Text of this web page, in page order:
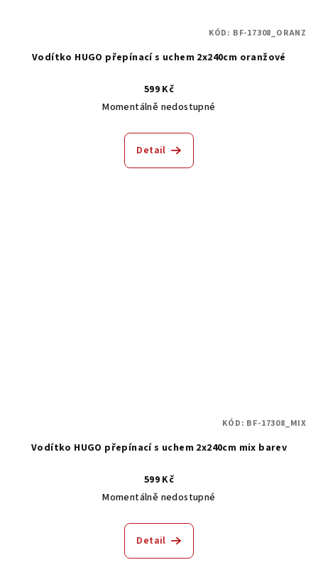
Vodítko HUGO přepínací s uchem 2x240cm oranžové
599 Kč
Momentálně nedostupné
Detail
KÓD: BF-17308_ORANZ
Vodítko HUGO přepínací s uchem 2x240cm mix barev
599 Kč
Momentálně nedostupné
Detail
KÓD: BF-17308_MIX